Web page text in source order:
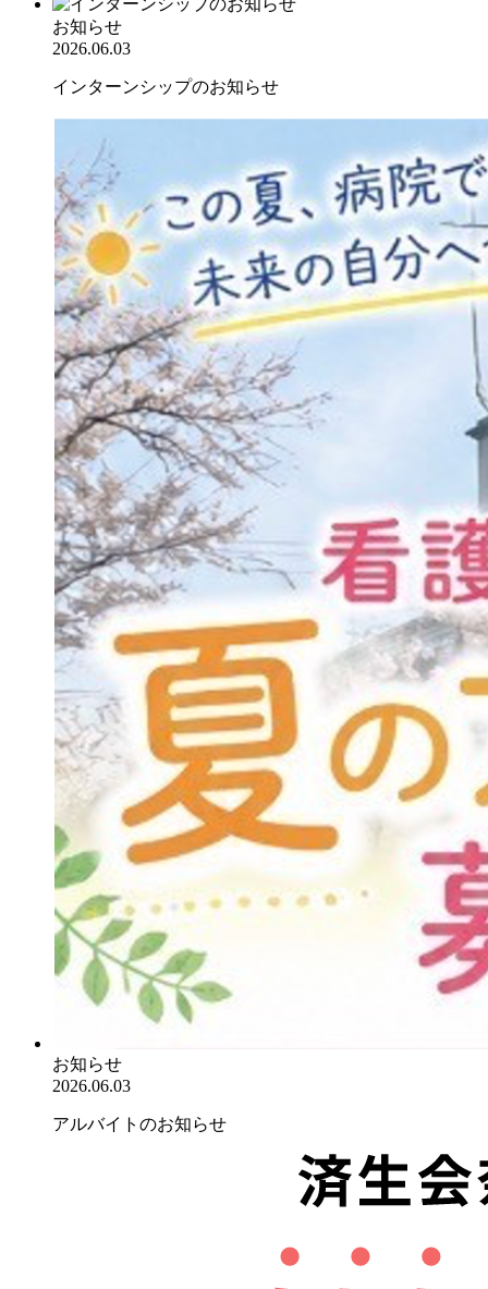
お知らせ
2026.06.03
インターンシップのお知らせ
お知らせ
2026.06.03
アルバイトのお知らせ